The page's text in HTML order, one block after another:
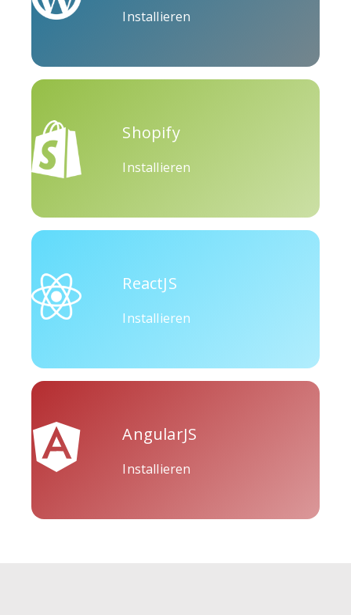
Amazon Discord
Houzz
Tripadvisor Vimeo
Installieren
Shopify
Installieren
ReactJS
Installieren
AngularJS
Installieren